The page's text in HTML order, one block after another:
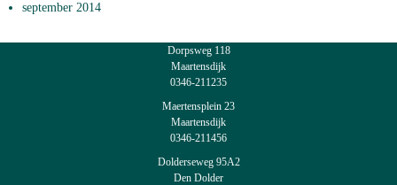
september 2014
Dorpsweg 118
Maartensdijk
0346-211235
Maertensplein 23
Maartensdijk
0346-211456
Dolderseweg 95A2
Den Dolder